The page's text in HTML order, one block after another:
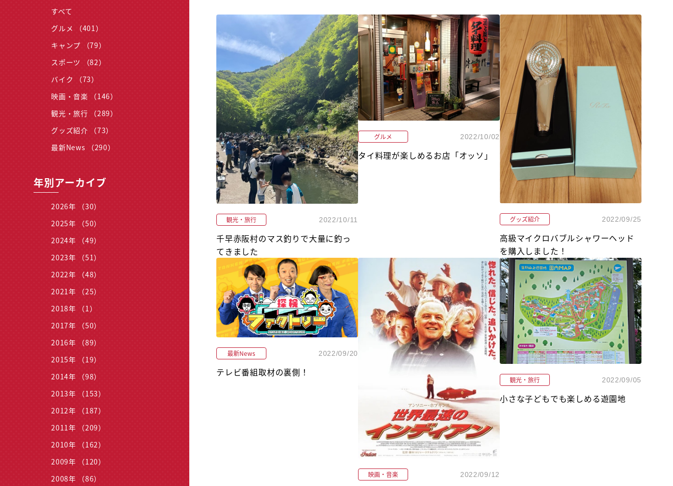
観光・旅行 2022/10/11
千早赤阪村のマス釣りで大量に釣っ
てきました
グルメ 2022/10/02
タイ料理が楽しめるお店「オッソ」
グッズ紹介 2022/09/25
高級マイクロバブルシャワーヘッド
を購入しました！
最新News 2022/09/20
テレビ番組取材の裏側！
映画・音楽 2022/09/12
観光・旅行 2022/09/05
小さな子どもでも楽しめる遊園地
すべて
グルメ （401）
キャンプ （79）
スポーツ （82）
バイク （73）
映画・音楽 （146）
観光・旅行 （289）
グッズ紹介 （73）
最新News （290）
年別アーカイブ
2026年 （30）
2025年 （50）
2024年 （49）
2023年 （51）
2022年 （48）
2021年 （25）
2018年 （1）
2017年 （50）
2016年 （89）
2015年 （19）
2014年 （98）
2013年 （153）
2012年 （187）
2011年 （209）
2010年 （162）
2009年 （120）
2008年 （86）